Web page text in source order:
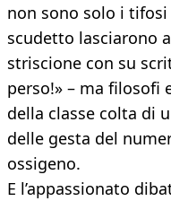
non sono solo i
scudetto lasciarono
striscione con su
perso!» – ma filosofi
della classe colta di
delle gesta del
ossigeno.
E l’appassionato